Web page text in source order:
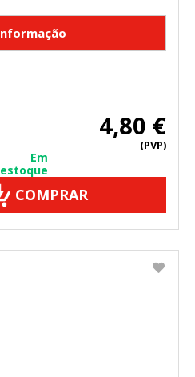
4,80 €
(PVP)
Em
estoque
COMPRAR